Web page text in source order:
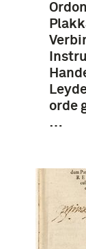
orde
…